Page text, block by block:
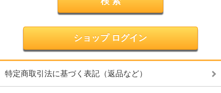
ショップ ログイン
特定商取引法に基づく表記（返品など）